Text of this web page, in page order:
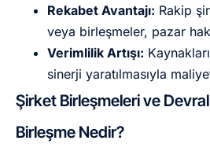
Rekabet Avantajı: Rakip
veya birleşmeler, pazar
Verimlilik Artışı:
sinerji yaratılmasıyla
Şirket Birleşmeleri ve
Birleşme Nedir?